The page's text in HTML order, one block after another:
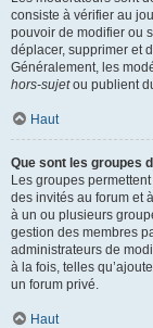
consiste à vérifier au
pouvoir de modifier ou
déplacer, supprimer et
Généralement, les
hors-sujetou publient
Haut
Que sont les groupes
Les groupes
des invités au forum et
à un ou plusieurs
gestion des membres
administrateurs de
à la fois, telles
un forum privé.
Haut